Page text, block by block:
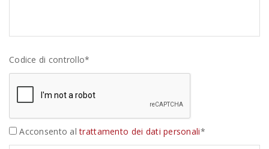
Codice di controllo*
Acconsento altrattamento dei dati personali*